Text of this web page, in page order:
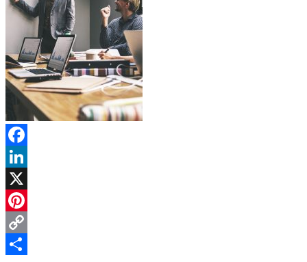
Facebook
LinkedIn
X
Pinterest
Copy